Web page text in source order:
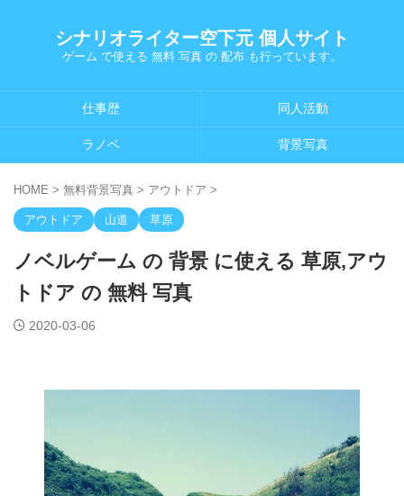
シナリオライター空下元 個人サイト
ゲーム で使える 無料 写真 の 配布 も行っています。
仕事歴 同人活動
ラノベ 背景写真
HOME > 無料背景写真 > アウトドア >
アウトドア 山道 草原
ノベルゲーム の 背景 に使える 草原,アウ
トドア の 無料 写真
2020-03-06